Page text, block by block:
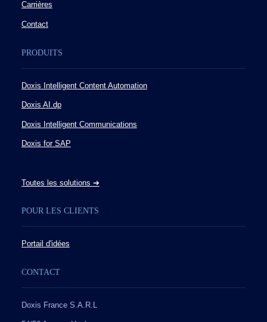
Carrières
Contact
PRODUITS
Doxis Intelligent Content Automation
Doxis AI.dp
Doxis Intelligent Communications
Doxis for SAP
Toutes les solutions ➔
POUR LES CLIENTS
Portail d'idées
CONTACT
Doxis France S.A.R.L